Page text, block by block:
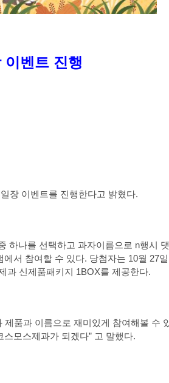
이벤트 진행
장 이벤트를 진행한다고 밝혔다.
하나를 선택하고 과자이름으로 n행시
서 참여할 수 있다. 당첨자는 10월 27
과 신제품패키지 1BOX를 제공한다.
품과 이름으로 재미있게 참여해볼 수
모스제과가 되겠다” 고 말했다.